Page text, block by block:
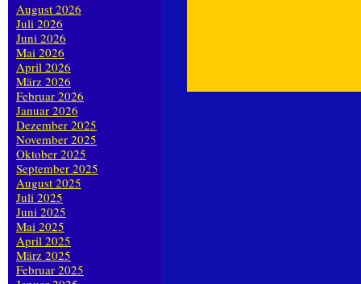
August 2026
Juli 2026
Juni 2026
Mai 2026
April 2026
März 2026
Februar 2026
Januar 2026
Dezember 2025
November 2025
Oktober 2025
September 2025
August 2025
Juli 2025
Juni 2025
Mai 2025
April 2025
März 2025
Februar 2025